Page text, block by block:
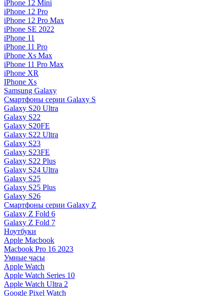
iPhone 12 Mini
iPhone 12 Pro
iPhone 12 Pro Max
iPhone SE 2022
iPhone 11
iPhone 11 Pro
iPhone Xs Max
iPhone 11 Pro Max
iPhone XR
IPhone Xs
Samsung Galaxy
Смартфоны серии Galaxy S
Galaxy S20 Ultra
Galaxy S22
Galaxy S20FE
Galaxy S22 Ultra
Galaxy S23
Galaxy S23FE
Galaxy S22 Plus
Galaxy S24 Ultra
Galaxy S25
Galaxy S25 Plus
Galaxy S26
Смартфоны серии Galaxy Z
Galaxy Z Fold 6
Galaxy Z Fold 7
Ноутбуки
Apple Macbook
Macbook Pro 16 2023
Умные часы
Apple Watch
Apple Watch Series 10
Apple Watch Ultra 2
Google Pixel Watch